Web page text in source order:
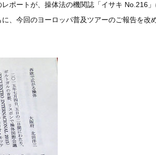
ポートが、操体法の機関誌「イサキ No.216
、今回のヨーロッパ普及ツアーのご報告を改